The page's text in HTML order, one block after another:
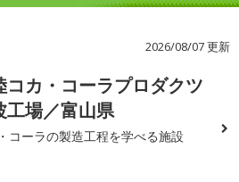
2026/08/07 更新
コカ・コーラプロダクツ
工場／富山県
コーラの製造工程を学べる施設